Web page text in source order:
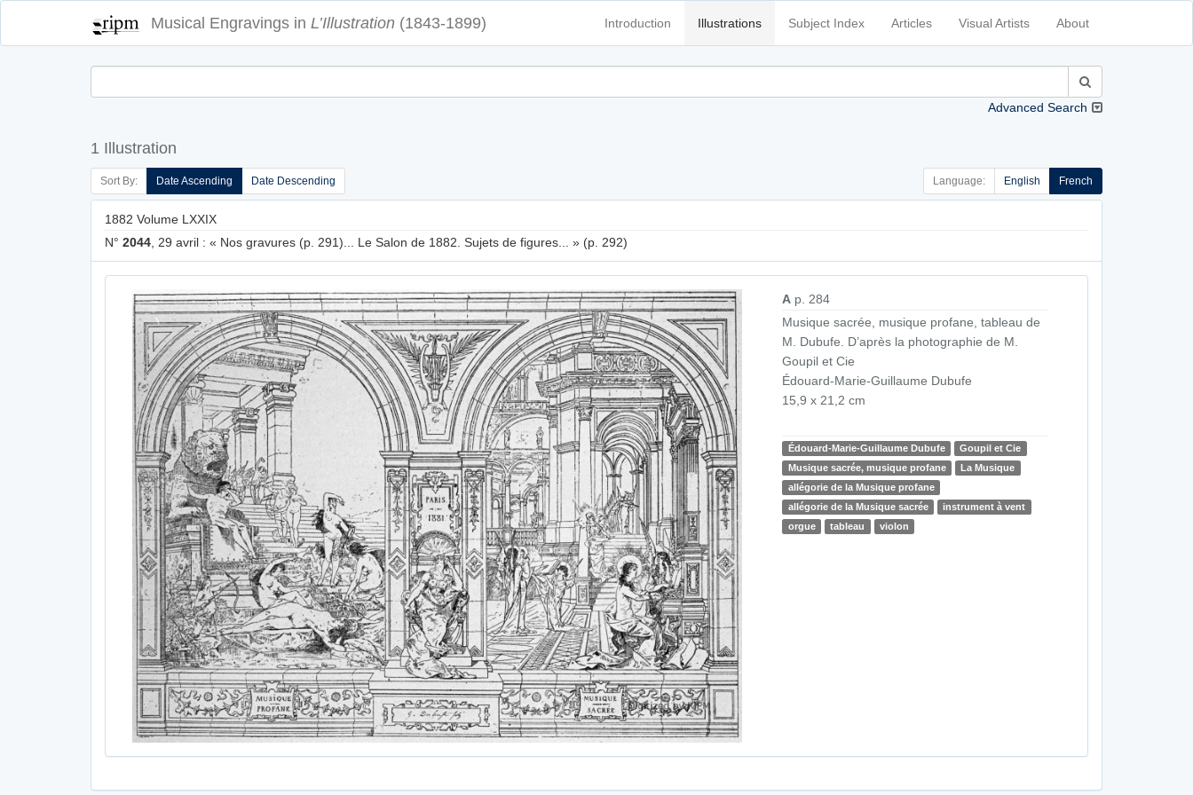
Musical Engravings in L’Illustration (1843-1899) Introduction Illustrations Subject Index Articles Visual Artists About
Advanced Search
1 Illustration
Sort By: Date Ascending Date Descending Language: English French
1882 Volume LXXIX
N° 2044 , 29 avril : « Nos gravures (p. 291)... Le Salon de 1882. Sujets de figures... » (p. 292)
A p. 284
Musique sacrée, musique profane, tableau de
M. Dubufe. D’après la photographie de M.
Goupil et Cie
Édouard-Marie-Guillaume Dubufe
15,9 x 21,2 cm
Édouard-Marie-Guillaume Dubufe
Goupil et Cie
Musique sacrée, musique profane
La Musique
allégorie de la Musique profane
allégorie de la Musique sacrée
instrument à vent
orgue
tableau violon